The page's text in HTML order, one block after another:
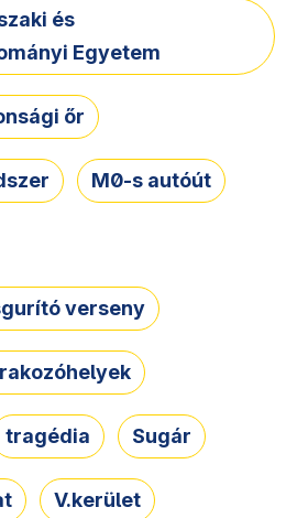
és
Egyetem
őr
M0-s autóút
verseny
tragédia Sugár
V.kerület